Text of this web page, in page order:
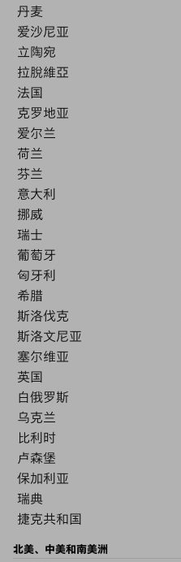
丹麦
爱沙尼亚
立陶宛
拉脫維亞
法国
克罗地亚
爱尔兰
荷兰
芬兰
意大利
挪威
瑞士
葡萄牙
匈牙利
希腊
斯洛伐克
斯洛文尼亚
塞尔维亚
英国
白俄罗斯
乌克兰
比利时
卢森堡
保加利亚
瑞典
捷克共和国
北美、中美和南美洲